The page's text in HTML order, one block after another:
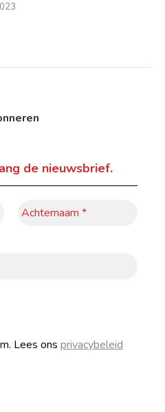
de nieuwsbrief.
Lees ons privacybeleid